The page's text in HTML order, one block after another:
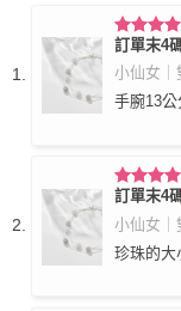
評分5
分 5
訂單末4
小仙女｜
手腕13
評分5
分 5
訂單末4
小仙女｜
珍珠的大